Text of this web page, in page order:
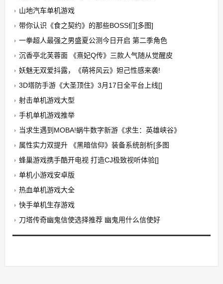
山地汽车单机游戏
带你认识《食之契约》的那些BOSS们[多图]
一拳超人最强之男盛夏公测今日开启 第二季角色
沉香亭北芙蓉面 《熹妃Q传》三款人气随从觉醒皮
妖魅无双爱抖露，《萌将风云》妲己性感来袭!
3D塔防手游《大圣顶住》3月17日全平台上线[]
射击单机游戏大型
手机单机游戏推举
当求生遇到MOBA!蜗牛数字新游《求生：英雄峡谷》
属性实力双提升 《黑暗信仰》装备系统剖析[多图
蜂巢游戏携手酷开电视 打造CJ极致视听体验[]
单机小游戏安卓版
热血单机游戏大全
快手单机生存游戏
刀塔传奇幽鬼信使选择推荐 幽鬼用什么信使好